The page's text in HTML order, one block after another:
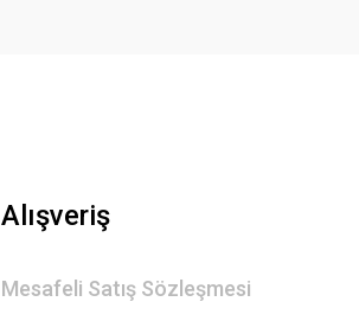
Alışveriş
Mesafeli Satış Sözleşmesi